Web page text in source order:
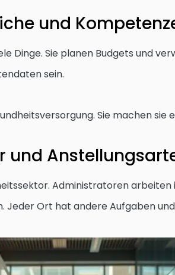
und
Dinge. Sie planen Budgets und
sein.
Sie machen sie
und
Administratoren arbeiten
Jeder Ort hat andere Aufgaben